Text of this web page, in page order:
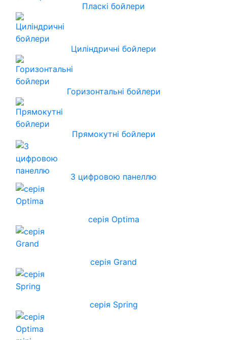
Пласкі бойлери
Циліндричні бойлери
Горизонтальні бойлери
Прямокутні бойлери
З цифровою панеллю
серія Optima
серія Grand
серія Spring